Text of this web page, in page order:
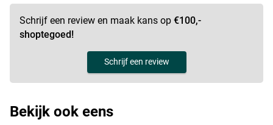
Schrijf een review en maak kans op €100,-
shoptegoed!
Schrijf een review
Bekijk ook eens